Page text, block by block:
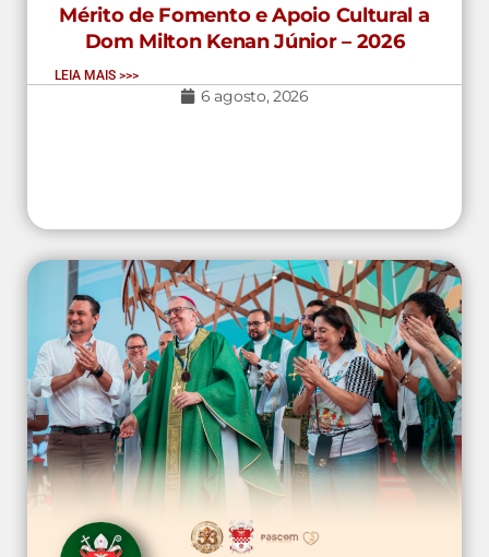
Mérito de Fomento e Apoio Cultural a
Dom Milton Kenan Júnior – 2026
LEIA MAIS >>>
6 agosto, 2026